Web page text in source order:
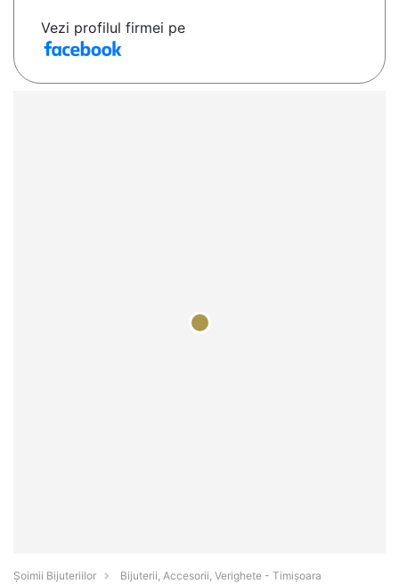
Vezi profilul firmei pe
Şoimii Bijuteriilor
Bijuterii, Accesorii, Verighete - Timişoara